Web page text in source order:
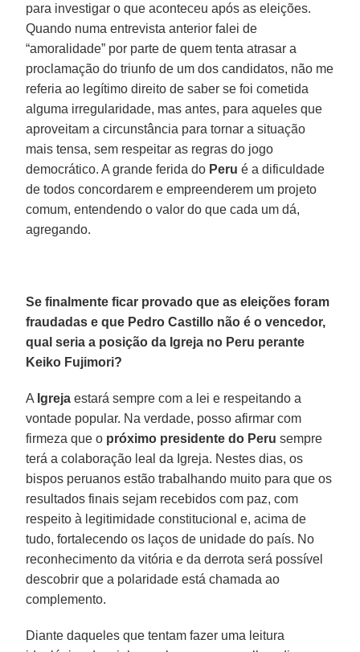
para investigar o que aconteceu após as eleições.
Quando numa entrevista anterior falei de
“amoralidade” por parte de quem tenta atrasar a
proclamação do triunfo de um dos candidatos, não me
referia ao legítimo direito de saber se foi cometida
alguma irregularidade, mas antes, para aqueles que
aproveitam a circunstância para tornar a situação
mais tensa, sem respeitar as regras do jogo
democrático. A grande ferida do Peru é a dificuldade
de todos concordarem e empreenderem um projeto
comum, entendendo o valor do que cada um dá,
agregando.
Se finalmente ficar provado que as eleições foram
fraudadas e que Pedro Castillo não é o vencedor,
qual seria a posição da Igreja no Peru perante
Keiko Fujimori?
A Igreja estará sempre com a lei e respeitando a
vontade popular. Na verdade, posso afirmar com
firmeza que o próximo presidente do Peru sempre
terá a colaboração leal da Igreja. Nestes dias, os
bispos peruanos estão trabalhando muito para que os
resultados finais sejam recebidos com paz, com
respeito à legitimidade constitucional e, acima de
tudo, fortalecendo os laços de unidade do país. No
reconhecimento da vitória e da derrota será possível
descobrir que a polaridade está chamada ao
complemento.
Diante daqueles que tentam fazer uma leitura